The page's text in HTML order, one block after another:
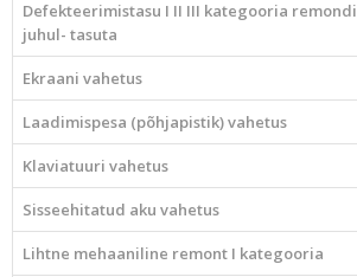
Defekteerimistasu I II III kategooria remondi
juhul- tasuta
Ekraani vahetus
Laadimispesa (põhjapistik) vahetus
Klaviatuuri vahetus
Sisseehitatud aku vahetus
Lihtne mehaaniline remont I kategooria